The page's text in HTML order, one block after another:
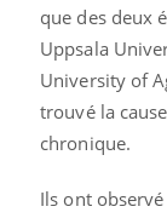
que des deux
Uppsala
University of
trouvé la
chronique.
Ils ont